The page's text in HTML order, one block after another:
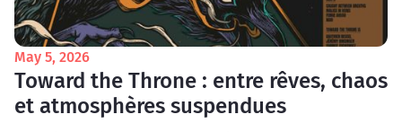
May 5, 2026
Toward the Throne : entre rêves, chaos
et atmosphères suspendues